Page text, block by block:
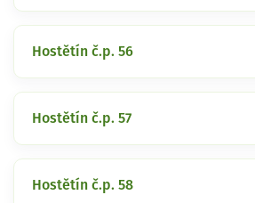
Hostětín č.p. 56
Hostětín č.p. 57
Hostětín č.p. 58